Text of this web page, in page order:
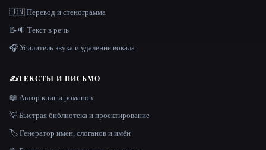
🇺🇳 Перевод и стенограмма
📝🔉 Текст в речь
🎧 Усилитель звука и удаление вокала
✍️ТЕКСТЫ И ПИСЬМО
📖 Автор книг и романов
💡 Быстрая библиотека и проектирование
🏷️ Генератор имен, слоганов и имён